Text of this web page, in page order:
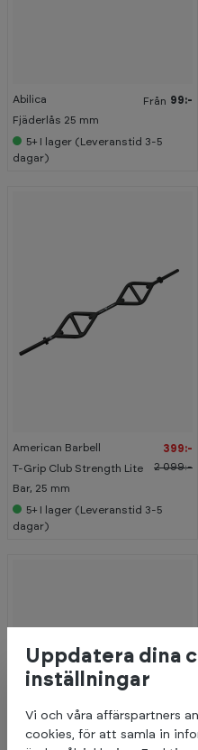
Abilica
Fjäderlås 25 mm
Från 99:-
5+
I lager (Leveranstid 3-5
dagar)
O
t
l
t
American Barbell
T-Grip Club Strength Lite
Bar, 25 mm
399:-
2 099:-
5+ I lager (Leveranstid 3-5
dagar)
Uppdatera dina
inställningar
Vi och våra affärspartners
cookies, för att samla in